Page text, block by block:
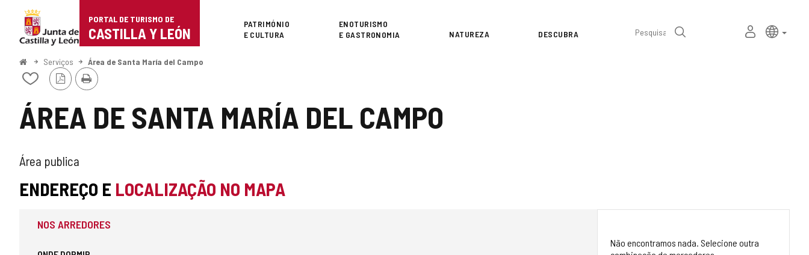
Portal
de
Turismo
Castilla
León
PORTAL DE TURISMO DE
CASTILLA Y LEÓN
Superior
PATRIMÓNIO
E CULTURA
ENOTURISMO
E GASTRONOMIA
NATUREZA DESCUBRA Pesquisa
MEU
ESPAÇO
Seletor
de
ComeçoServiços Área de Santa María del Campo
ÁREA DE SANTA MARÍA DEL CAMPO
Adicionar
de
meus
Versão
PDF
Imprimir
TIPO
DE
Área publica
ENDEREÇO E LOCALIZAÇÃO NO MAPA
NOS ARREDORES
Não encontramos nada. Selecione outra